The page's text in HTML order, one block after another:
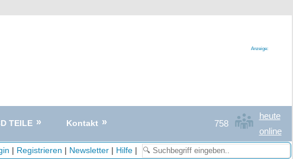
Anzeige:
TEILE Kontakt 758
heute
online
| Registrieren | Newsletter| Hilfe|